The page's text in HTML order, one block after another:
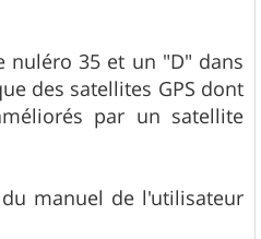
nuléro 35 et un "D" dans
des satellites GPS dont
par un satellite
manuel de l'utilisateur